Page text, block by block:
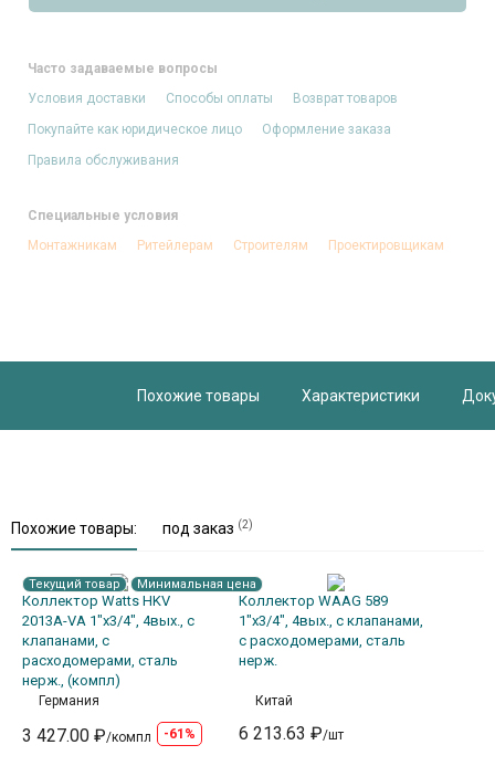
Часто задаваемые вопросы
Условия доставки
Способы оплаты
Возврат товаров
Покупайте как юридическое лицо
Оформление заказа
Правила обслуживания
Специальные условия
Монтажникам
Ритейлерам Строителям Проектировщикам
Похожие товары Характеристики
Похожие товары: под заказ (2)
Текущий товар Минимальная цена
Коллектор Watts HKV
2013A-VA 1"х3/4", 4вых., c
клапанами, с
расходомерами, сталь
нерж., (компл)
Коллектор WAAG 589
1"х3/4", 4вых., c клапанами,
с расходомерами, сталь
нерж.
Германия
3 427.00 ₽/компл -61%
Китай
6 213.63 ₽/шт